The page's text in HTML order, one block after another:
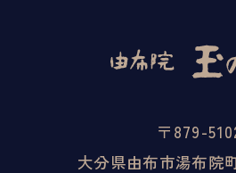
〒879-
大分県由布市湯布院